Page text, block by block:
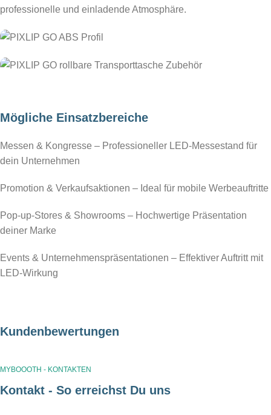
professionelle und einladende Atmosphäre.
Mögliche Einsatzbereiche
Messen & Kongresse – Professioneller LED-Messestand für
dein Unternehmen
Promotion & Verkaufsaktionen – Ideal für mobile Werbeauftritte
Pop-up-Stores & Showrooms – Hochwertige Präsentation
deiner Marke
Events & Unternehmenspräsentationen – Effektiver Auftritt mit
LED-Wirkung
Kundenbewertungen
MYBOOOTH - KONTAKTEN
Kontakt - So erreichst Du uns